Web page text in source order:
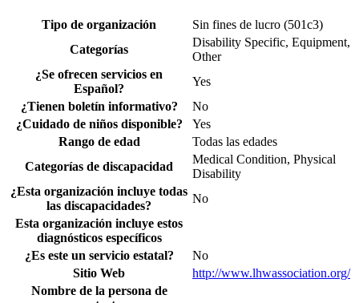
Tipo de organización
Sin fines de lucro (501c3)
Categorías
Disability Specific, Equipment,
Other
¿Se ofrecen servicios en
Español?
Yes
¿Tienen boletín informativo?
No
¿Cuidado de niños disponible?
Yes
Rango de edad
Todas las edades
Categorías de discapacidad
Medical Condition, Physical
Disability
¿Esta organización incluye todas
las discapacidades?
No
Esta organización incluye estos
diagnósticos específicos
¿Es este un servicio estatal?
No
Sitio Web
http://www.lhwassociation.org/
Nombre de la persona de